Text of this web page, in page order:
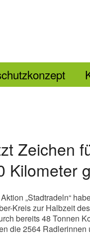
Zeichen
Kilometer
„Stadtradeln“
Kreis zur Halbzeit
bereits 48 Tonnen
die 2564